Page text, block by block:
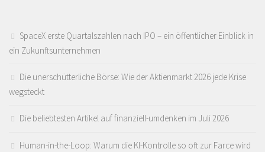
SpaceX erste Quartalszahlen nach IPO – ein öffentlicher Einblick in
ein Zukunftsunternehmen
Die unerschütterliche Börse: Wie der Aktienmarkt 2026 jede Krise
wegsteckt
Die beliebtesten Artikel auf finanziell-umdenken im Juli 2026
Human-in-the-Loop: Warum die KI-Kontrolle so oft zur Farce wird